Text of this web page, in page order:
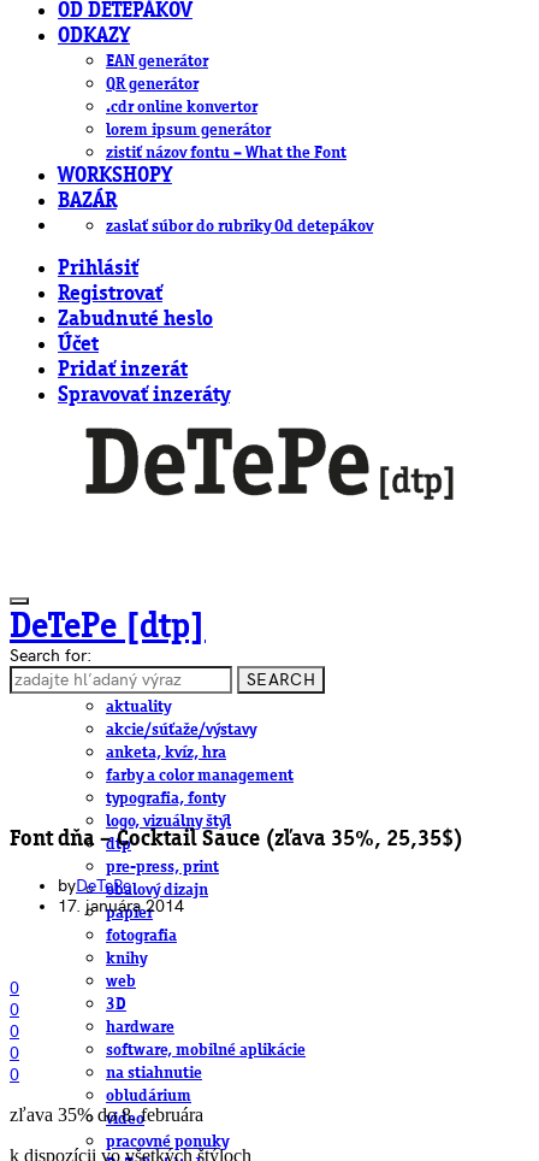
OD DETEPÁKOV
ODKAZY
EAN generátor
QR generátor
.cdr online konvertor
lorem ipsum generátor
zistiť názov fontu – What the Font
WORKSHOPY
BAZÁR
zaslať súbor do rubriky Od detepákov
Prihlásiť
Registrovať
Zabudnuté heslo
Účet
Pridať inzerát
Spravovať inzeráty
DeTePe [dtp]
ČLÁNKY
aktuality
akcie/súťaže/výstavy
anketa, kvíz, hra
farby a color management
typografia, fonty
logo, vizuálny štýl
dtp
pre-press, print
obalový dizajn
papier
fotografia
knihy
web
3D
hardware
software, mobilné aplikácie
na stiahnutie
obludárium
video
pracovné ponuky
Search for:
SEARCH
Font dňa – Cocktail Sauce (zľava 35%, 25,35$)
byDeTePe
17. januára 2014
0
0
0
0
0
zľava 35% do 8. februára
k dispozícii vo všetkých štýloch